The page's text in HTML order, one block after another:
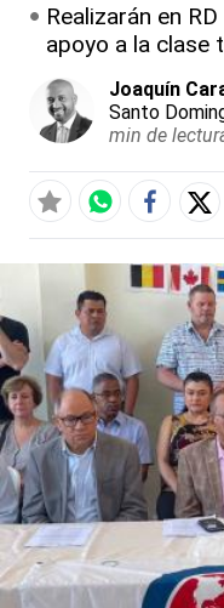
Realizarán en
apoyo a la clase
Joaquín
Santo
min de